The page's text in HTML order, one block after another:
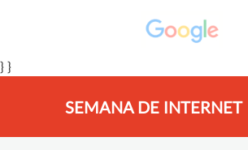
} }
SEMANA DE INTERNET